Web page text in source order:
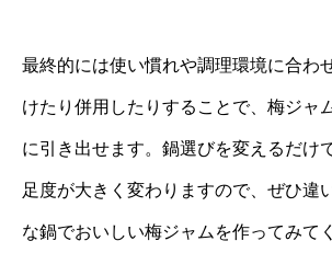
最終的には使い慣れや調理環境に合わ
けたり併用したりすることで、梅ジャ
に引き出せます。鍋選びを変えるだけ
足度が大きく変わりますので、ぜひ違
な鍋でおいしい梅ジャムを作ってみて